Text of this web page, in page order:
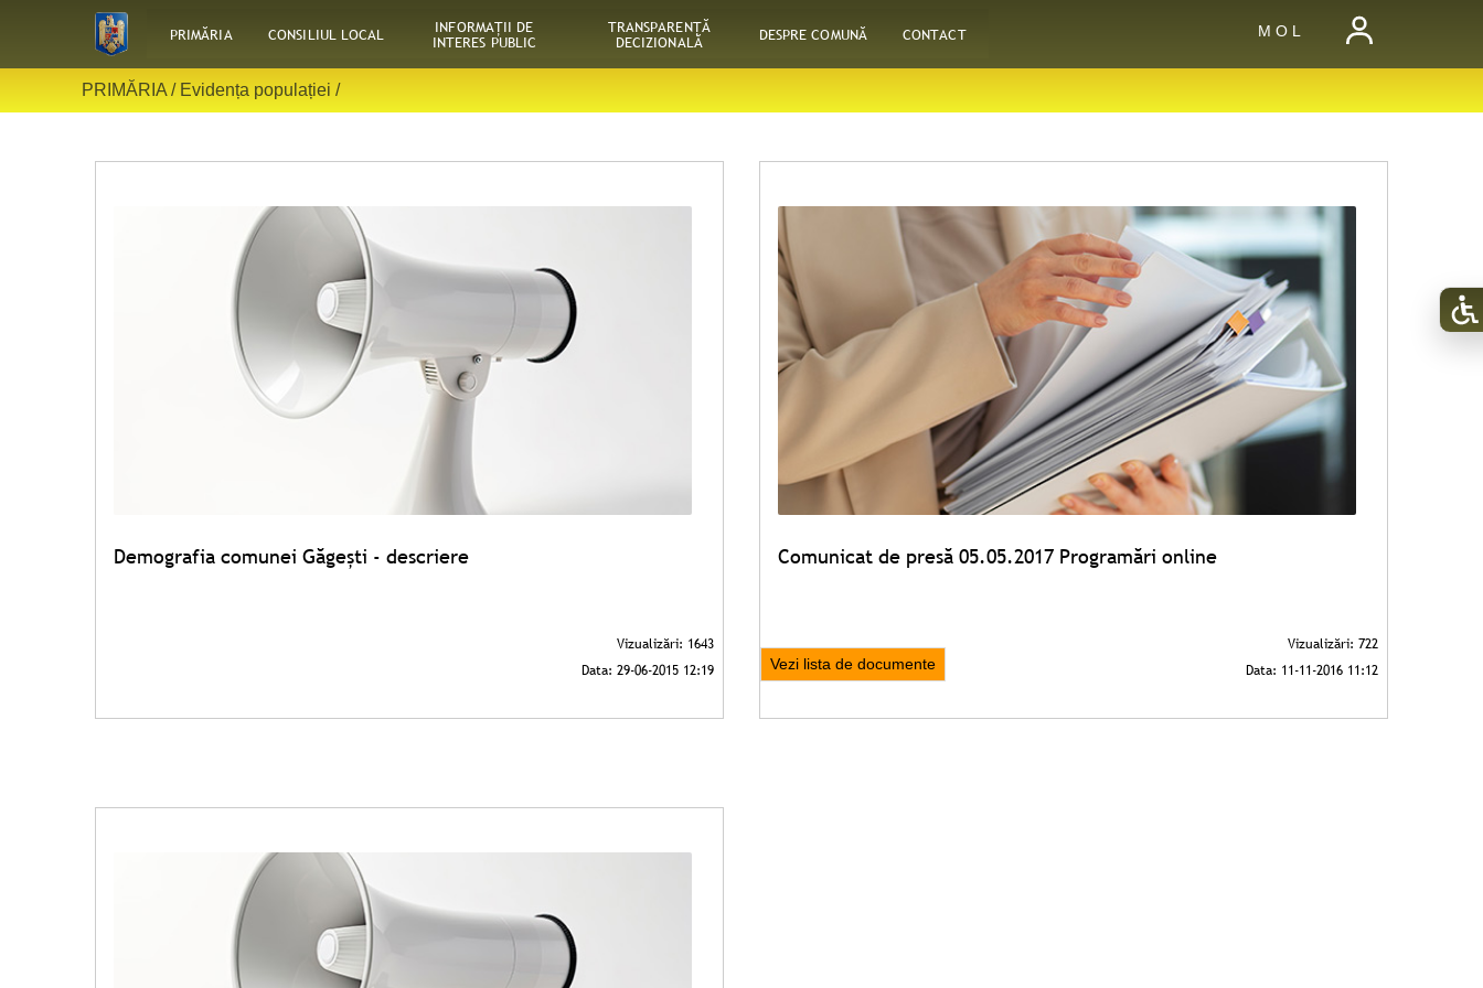
PRIMĂRIA CONSILIUL LOCAL INFORMAŢII DE
INTERES PUBLIC
TRANSPARENȚĂ
DECIZIONALĂ DESPRE COMUNĂ CONTACT M O L
PRIMĂRIA / Evidența populației /
Demografia comunei Găgeşti - descriere Comunicat de presă 05.05.2017 Programări online
Vezi lista de documente